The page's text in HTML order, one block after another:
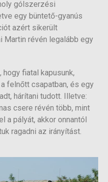
gólszerzési
egy büntető-gyanús
azért sikerült
Martin révén legalább egy
fiatal kapusunk,
felnőtt csapatban, és egy
hárítani tudott. Illetve:
csere révén több, mint
a pályát, akkor onnantól
ragadni az irányítást.